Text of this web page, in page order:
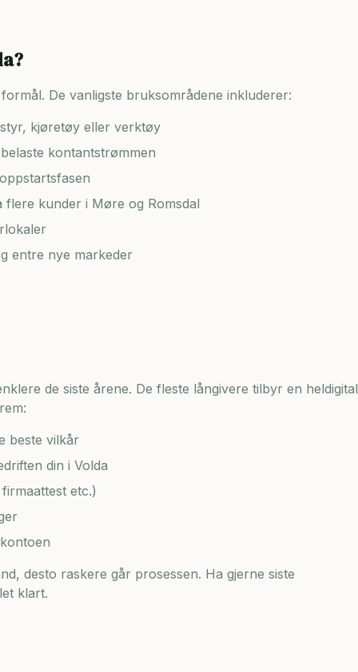
?
De vanligste bruksområdene inkluderer:
kjøretøy eller verktøy
kontantstrømmen
flere kunder i Møre og Romsdal
entre nye markeder
de siste årene. De fleste långivere tilbyr en heldigital
beste vilkår
din i Volda
etc.)
desto raskere går prosessen. Ha gjerne siste
klart.